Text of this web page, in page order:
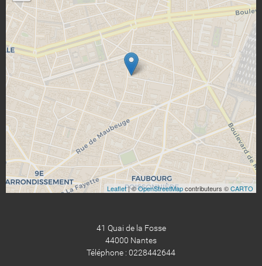
Leaflet| ©OpenStreetMapcontributeurs ©CARTO
41 Quai de la Fosse
44000 Nantes
Téléphone : 0228442644